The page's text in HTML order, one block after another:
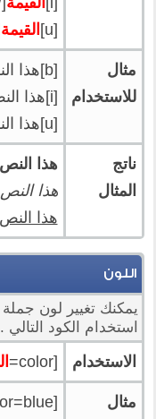
[u]
القيمة
مثال
للاستخدام
[b]هذا النص عريض[/b]
[i]هذا النص مائل[/i]
[u]هذا النص تحته خط[/u]
ناتج
المثال
هذا
هذا
هذا
اللون
يمكنك تغيير لون
استخدام الكود التالي .
الاستخدام [color=
مثال
[color=blue]هذا النص باللون الأزرق[/color]